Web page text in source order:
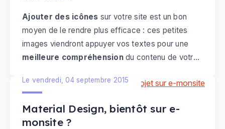
Ajouter des icônes sur votre site est un bon
moyen de le rendre plus efficace : ces petites
images viendront appuyer vos textes pour une
meilleure compréhensiondu contenu de votre
graphique, les icônes donneront une touche
pages vraimentattrayantes!
Material Design, bientôt sur e-
monsite ?
Le vendredi, 04 septembre 2015